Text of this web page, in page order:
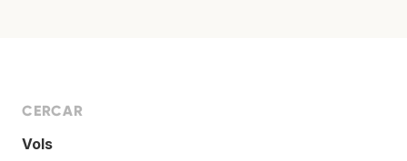
CERCAR
Vols